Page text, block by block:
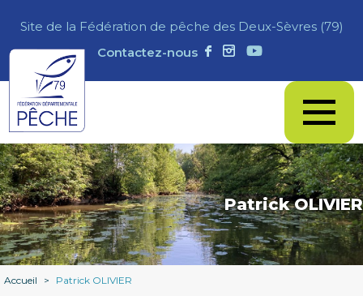
Site de la Fédération de pêche des Deux-Sèvres (79)
Contactez-nous
Patrick OLIVIER
Accueil > Patrick OLIVIER